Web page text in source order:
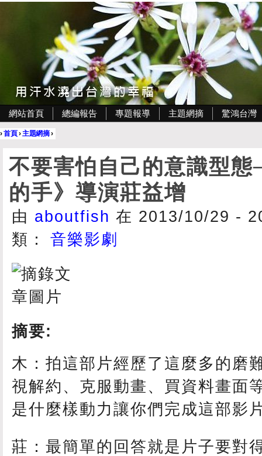
網站首頁 總編報告 專題報導 主題網摘 驚鴻台灣
›首頁›主題網摘›
不要害怕自己的意識型
的手》導演莊益增
由 aboutfish 在 2013/10/29 -
類：
音樂影劇
摘要:
木：拍這部片經歷了這麼多的磨
視解約、克服動畫、買資料畫面
是什麼樣動力讓你們完成這部影
莊：最簡單的回答就是片子要對